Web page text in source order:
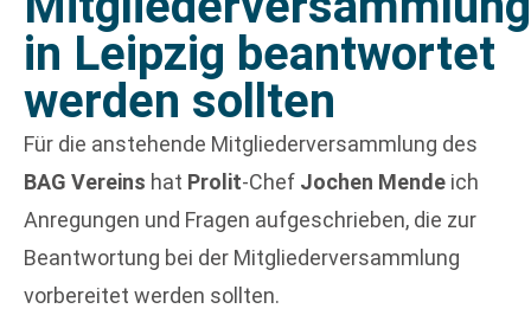
in Leipzig beantwortet
werden sollten
Für die anstehende Mitgliederversammlung des
BAG Vereins hat Prolit-Chef Jochen Mende ich
Anregungen und Fragen aufgeschrieben, die zur
Beantwortung bei der Mitgliederversammlung
vorbereitet werden sollten.